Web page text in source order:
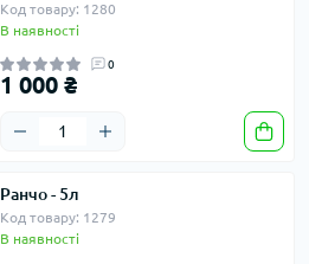
Код товару: 1280
В наявності
0
1 000 ₴
Ранчо - 5л
Код товару: 1279
В наявності